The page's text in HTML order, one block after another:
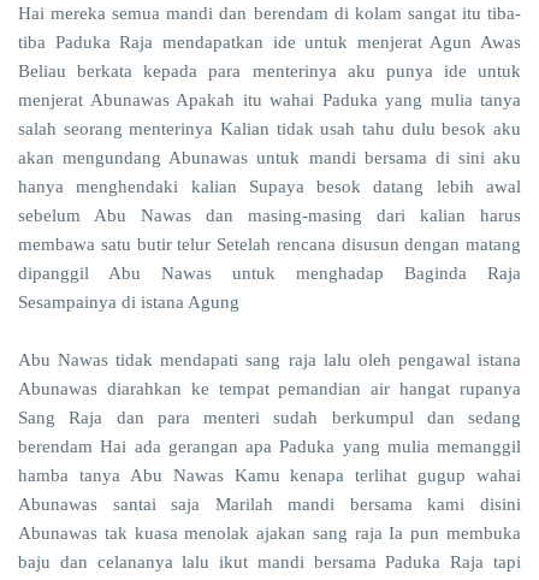
Hai mereka semua mandi dan berendam di kolam sangat itu tiba-
tiba Paduka Raja mendapatkan ide untuk menjerat Agun Awas
Beliau berkata kepada para menterinya aku punya ide untuk
menjerat Abunawas Apakah itu wahai Paduka yang mulia tanya
salah seorang menterinya Kalian tidak usah tahu dulu besok aku
akan mengundang Abunawas untuk mandi bersama di sini aku
hanya menghendaki kalian Supaya besok datang lebih awal
sebelum Abu Nawas dan masing-masing dari kalian harus
membawa satu butir telur Setelah rencana disusun dengan matang
dipanggil Abu Nawas untuk menghadap Baginda Raja
Sesampainya di istana Agung
Abu Nawas tidak mendapati sang raja lalu oleh pengawal istana
Abunawas diarahkan ke tempat pemandian air hangat rupanya
Sang Raja dan para menteri sudah berkumpul dan sedang
berendam Hai ada gerangan apa Paduka yang mulia memanggil
hamba tanya Abu Nawas Kamu kenapa terlihat gugup wahai
Abunawas santai saja Marilah mandi bersama kami disini
Abunawas tak kuasa menolak ajakan sang raja Ia pun membuka
baju dan celananya lalu ikut mandi bersama Paduka Raja tapi